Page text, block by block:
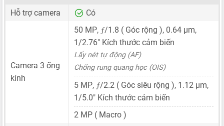
Hỗ trợ camera
Có
Camera 3 ống
kính
50 MP, ƒ/1.8 ( Góc rộng ), 0.64 μm,
1/2.76" Kích thước cảm biến
Lấy nét tự động (AF)
Chống rung quang học (OIS)
5 MP, ƒ/2.2 ( Góc siêu rộng ), 1.12 μm,
1/5.0" Kích thước cảm biến
2 MP ( Macro )